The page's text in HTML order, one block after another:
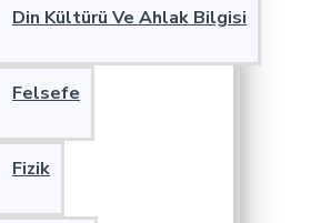
Din Kültürü Ve Ahlak Bilgisi
Felsefe
Fizik